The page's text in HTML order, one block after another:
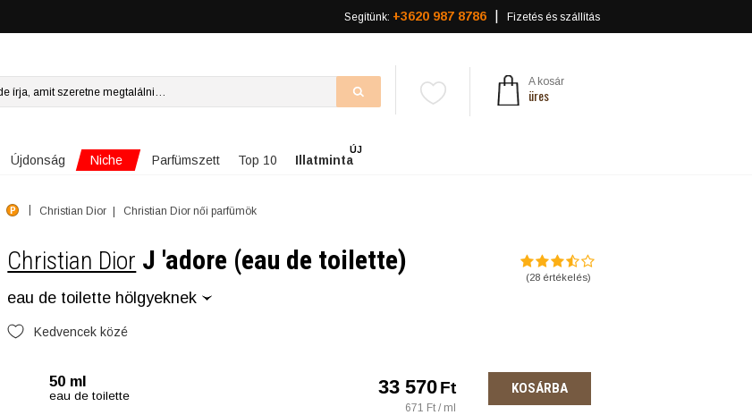
Segítünk: +3620 987 8786 Fizetés és szállítás
A kosár
üres
Újdonság Niche Parfümszett Top 10 Illatminta
ÚJ
Christian Dior Christian Dior női parfümök
Christian Dior J 'adore (eau de toilette)
eau de toilette hölgyeknek
Kedvencek közé
(28értékelés)
50 ml
eau de toilette 33 570Ft
671 Ft / ml
KOSÁRBA